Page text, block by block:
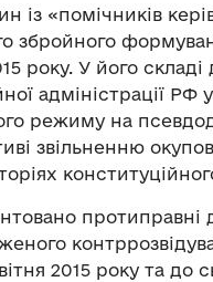
із «помічників
збройного
року. У його
адміністрації РФ
режиму на
звільненню
протиправні
2015 року та до